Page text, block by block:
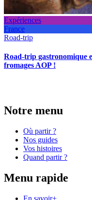
Expériences
France
Road-trip
Road-trip gastronomique
fromages AOP !
Notre menu
Où partir ?
Nos guides
Vos histoires
Quand partir ?
Menu rapide
En savoir+